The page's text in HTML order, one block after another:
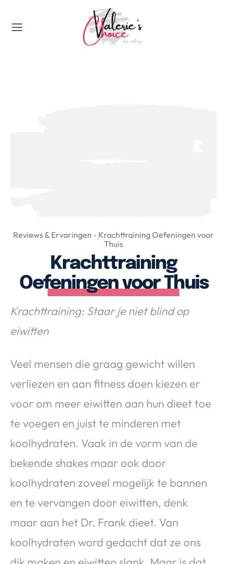
Valerie's Topics
Over Valerie
Over Valerie
De Top 5
Contact
VALERIE'S CHOICE
Reviews & Ervaringen
Krachttraining Oefeningen voor
Thuis
Krachttraining
Oefeningen voor Thuis
Krachttraining: Staar je niet blind op
eiwitten
Veel mensen die graag gewicht willen
verliezen en aan fitness doen kiezen er
voor om meer eiwitten aan hun dieet toe
te voegen en juist te minderen met
koolhydraten. Vaak in de vorm van de
bekende shakes maar ook door
koolhydraten zoveel mogelijk te bannen
en te vervangen door eiwitten, denk
maar aan het Dr. Frank dieet. Van
koolhydraten word gedacht dat ze ons